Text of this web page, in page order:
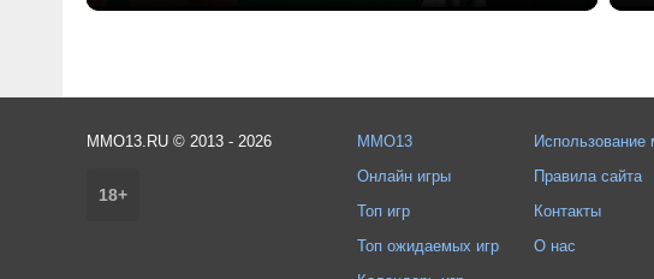
MMO13.RU © 2013 - 2026
18+
MMO13
Онлайн игры
Топ игр
Топ ожидаемых игр
Использование
Правила сайта
Контакты
О нас